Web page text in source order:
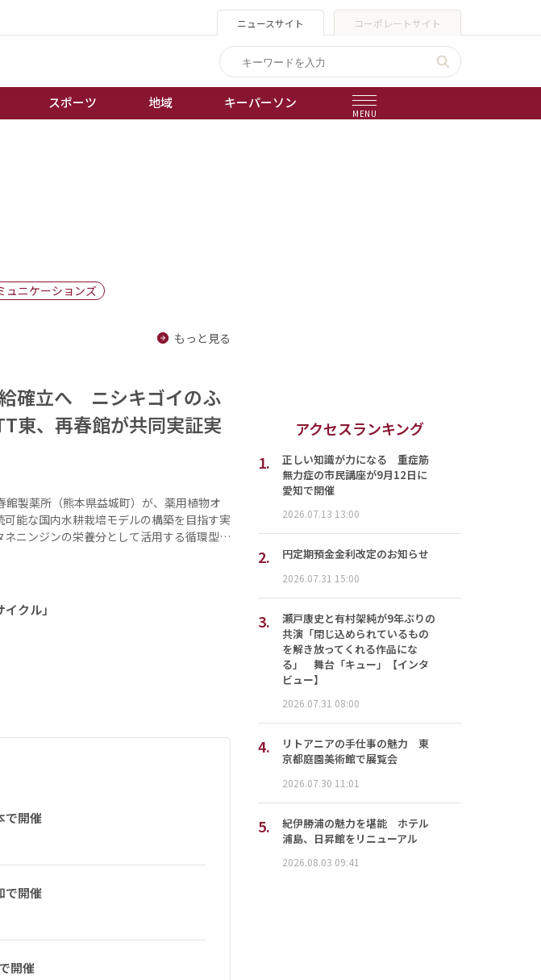
ニュースサイト コーポレートサイト
スポーツ 地域 キーパーソン
MENU
棋王戦
ュニケーションズ
もっと見る
確立へ ニシキゴイのふ
東、再春館が共同実証実
製薬所（熊本県益城町）が、薬用植物オ
能な国内水耕栽培モデルの構築を目指す実
ニンジンの栄養分として活用する循環型…
クル」
で開催
で開催
開催
アクセスランキング
1.
正しい知識が力になる 重症筋
無力症の市民講座が9月12日に
愛知で開催
2026.07.13 13:00
2. 円定期預金金利改定のお知らせ
2026.07.31 15:00
3.
瀬戸康史と有村架純が9年ぶりの
共演「閉じ込められているもの
を解き放ってくれる作品にな
る」 舞台「キュー」【インタ
ビュー】
2026.07.31 08:00
4.
リトアニアの手仕事の魅力 東
京都庭園美術館で展覧会
2026.07.30 11:01
5.
紀伊勝浦の魅力を堪能 ホテル
浦島、日昇館をリニューアル
2026.08.03 09:41